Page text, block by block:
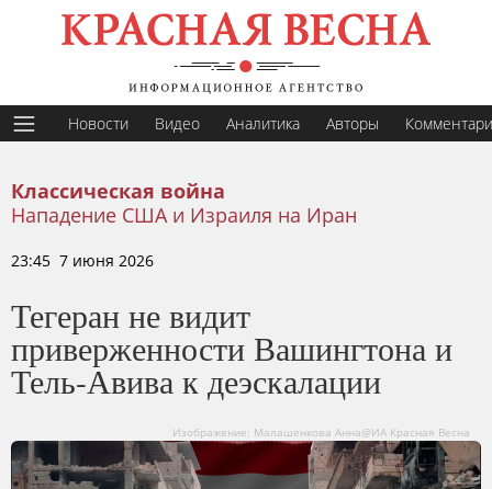
Новости Видео Аналитика Авторы
Классическая война
Нападение США и Израиля на Иран
23:45 7 июня 2026
Тегеран не видит
приверженности Вашингтона и
Тель-Авива к деэскалации
Изображение: Малашенкова Анна@ИА Красная Весна